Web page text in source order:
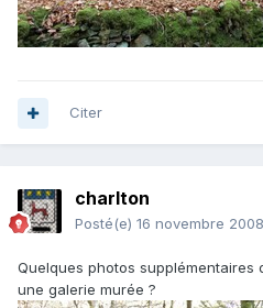
Citer
charlton
Posté(e) 16 novembre 2008
Quelques photos supplémentaires
une galerie murée ?